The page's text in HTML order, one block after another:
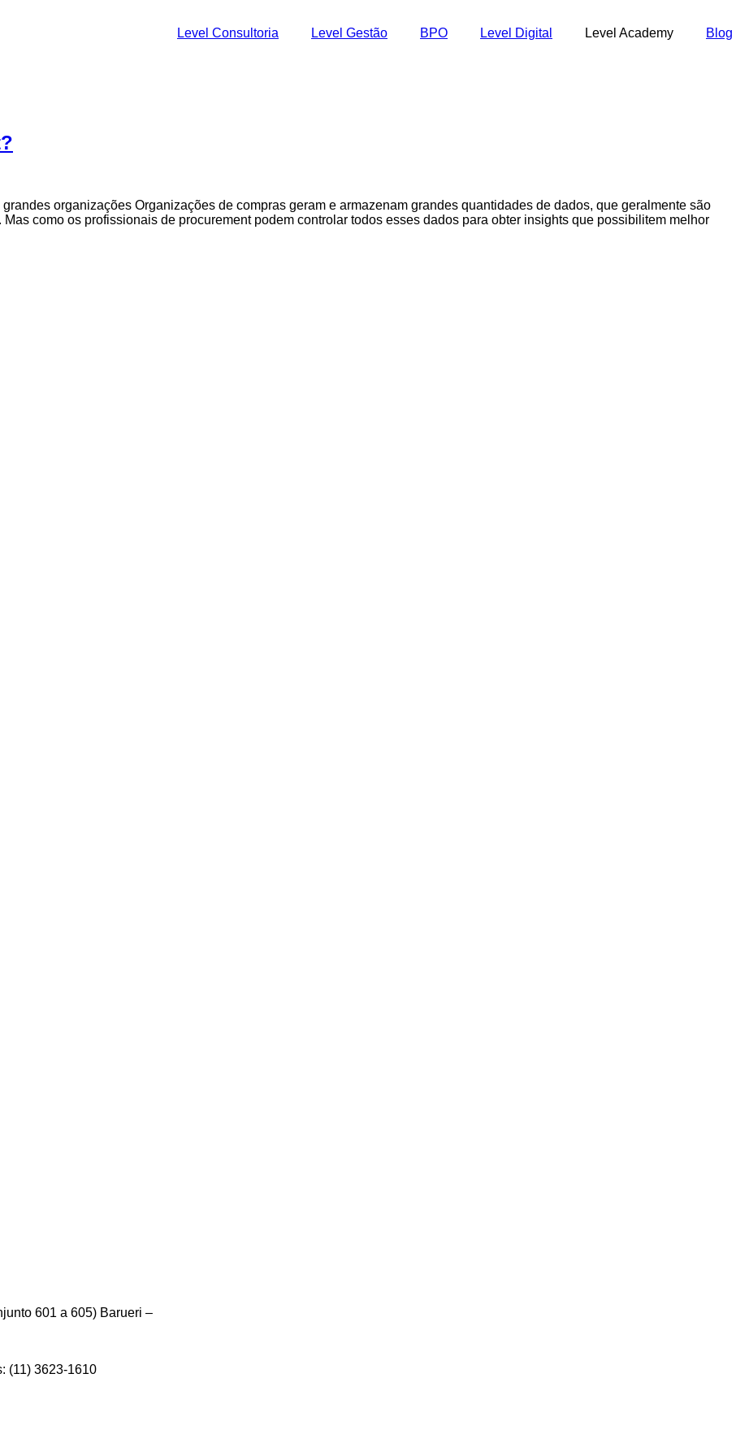
Level Consultoria Level Gestão BPO Level Digital Level Academy
Blog
organizações Organizações de compras geram e armazenam grandes quantidades de dados, que geralmente são
como os profissionais de procurement podem controlar todos esses dados para obter insights que possibilitem melhor
601 a 605) Barueri –
(11) 3623-1610